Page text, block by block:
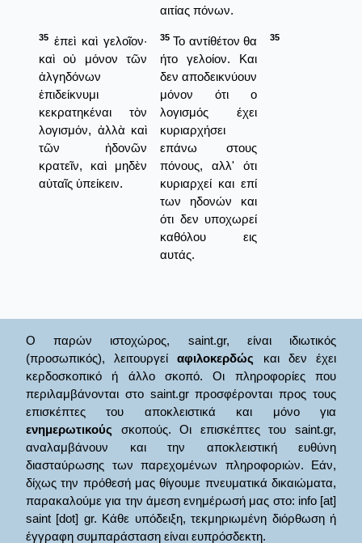
αιτίας πόνων.
35 ἐπεὶ καὶ γελοῖον·
καὶ οὐ μόνον τῶν
ἀλγηδόνων
ἐπιδείκνυμι
κεκρατηκέναι τὸν
λογισμόν, ἀλλὰ καὶ
τῶν ἡδονῶν
κρατεῖν, καὶ μηδὲν
αὐταῖς ὑπείκειν.
35 Το αντίθέτον θα
ήτο γελοίον. Και
δεν αποδεικνύουν
μόνον ότι ο
λογισμός έχει
κυριαρχήσει
επάνω στους
πόνους, αλλ' ότι
κυριαρχεί και επί
των ηδονών και
ότι δεν υποχωρεί
καθόλου εις
αυτάς.
35
Ο παρών ιστοχώρος, saint.gr, είναι ιδιωτικός
(προσωπικός), λειτουργείαφιλοκερδώς και δεν έχει
κερδοσκοπικό ή άλλο σκοπό. Οι πληροφορίες που
περιλαμβάνονται στο saint.gr προσφέρονται προς τους
επισκέπτες του αποκλειστικά και μόνο για
ενημερωτικούς σκοπούς. Οι επισκέπτες του saint.gr,
αναλαμβάνουν και την αποκλειστική ευθύνη
διασταύρωσης των παρεχομένων πληροφοριών. Εάν,
δίχως την πρόθεσή μας θίγουμε πνευματικά δικαιώματα,
παρακαλούμε για την άμεση ενημέρωσή μας στο: info [at]
saint [dot] gr. Κάθε υπόδειξη, τεκμηριωμένη διόρθωση ή
έγγραφη συμπαράσταση είναι ευπρόσδεκτη.